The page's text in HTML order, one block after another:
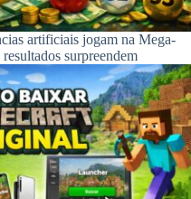
artificiais jogam na Mega-
resultados surpreendem